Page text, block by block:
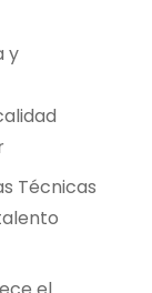
y
Técnicas